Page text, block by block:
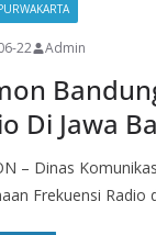
22 Admin
Di Jawa
– Dinas
Frekuensi